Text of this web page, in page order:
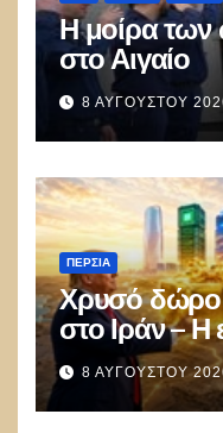
Η μοίρα των
στο Αιγαίο
8 ΑΥΓΟΎΣΤΟΥ
ΠΕΡΣΊΑ
Χρυσό
στο Ιράν – Η
αποδίδει
τις Apple,
8 ΑΥΓΟΎΣΤΟΥ